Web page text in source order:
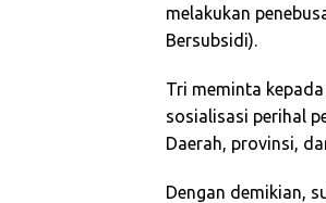
melakukan
Bersubsidi).
Tri meminta
sosialisasi perihal
Daerah, provinsi,
Dengan demikian,